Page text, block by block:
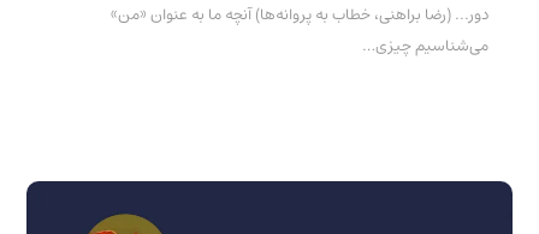
دور... (رضا براهنی، خطاب به پروانه‌ها) آنچه ما به عنوان «من»
می‌شناسیم چیزی…